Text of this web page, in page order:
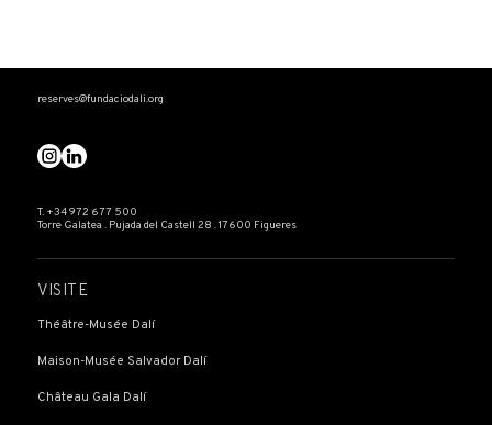
reserves@fundaciodali.org
T. +34 972 677 500
Torre Galatea . Pujada del Castell 28 . 17600 Figueres
VISITE
Théâtre-Musée Dalí
Maison-Musée Salvador Dalí
Château Gala Dalí